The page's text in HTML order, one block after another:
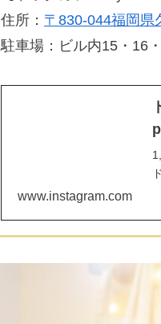
住所： 〒830-044福岡県
駐車場：ビル内15・16
www.instagram.com